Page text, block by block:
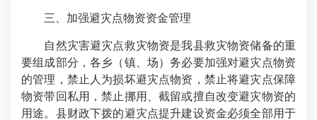
三、加强避灾点物资资金管理
自然灾害避灾点救灾物资是我县救灾物资储备的重
要组成部分，各乡（镇、场）务必要加强对避灾点物资
的管理，禁止人为损坏避灾点物资，禁止将避灾点保障
物资带回私用，禁止挪用、截留或擅自改变避灾物资的
用途。县财政下拨的避灾点提升建设资金必须全部用于